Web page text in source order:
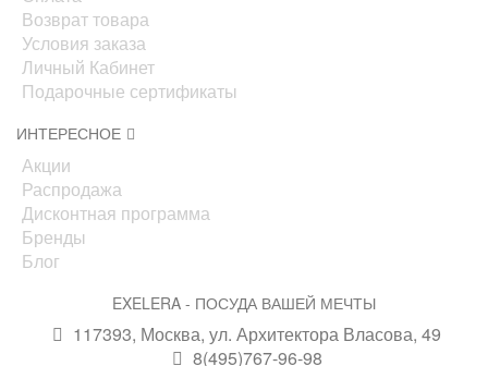
Возврат товара
Условия заказа
Личный Кабинет
Подарочные сертификаты
ИНТЕРЕСНОЕ
Акции
Распродажа
Дисконтная программа
Бренды
Блог
EXELERA - ПОСУДА ВАШЕЙ МЕЧТЫ
117393, Москва, ул. Архитектора Власова, 49
8(495)767-96-98